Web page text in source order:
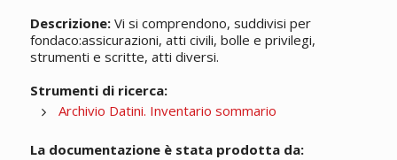
Descrizione:Vi si comprendono, suddivisi per
fondaco:assicurazioni, atti civili, bolle e privilegi,
strumenti e scritte, atti diversi.
Strumenti di ricerca:
Archivio Datini. Inventario sommario
La documentazione è stata prodotta da: